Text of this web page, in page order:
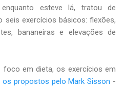
esteve lá, tratou de
exercícios básicos: flexões,
bananeiras e elevações de
foco em dieta, os exercícios em
os propostos pelo Mark Sisson -